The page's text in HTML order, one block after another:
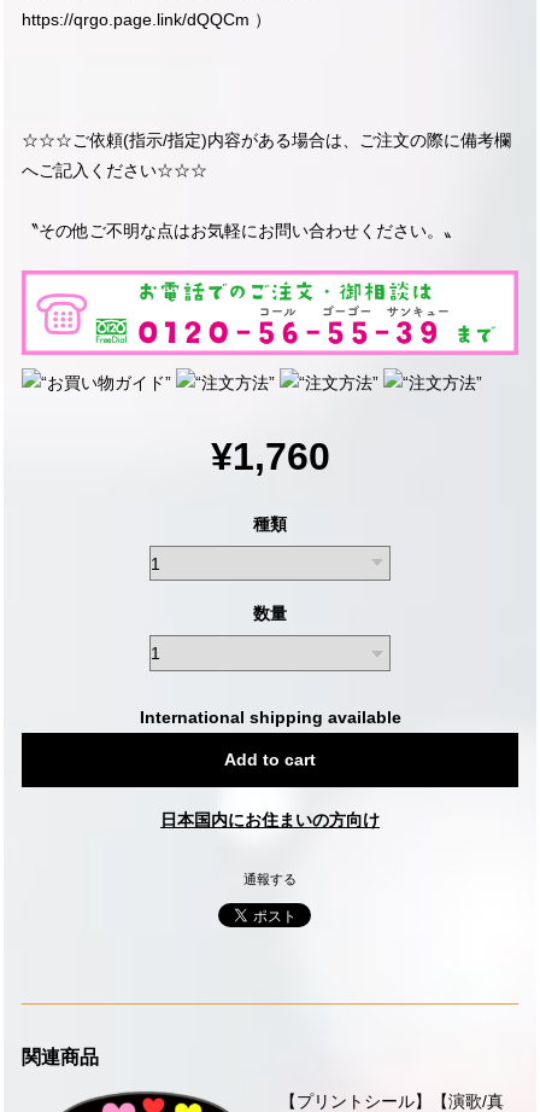
https://qrgo.page.link/dQQCm ）
☆☆☆ご依頼(指示/指定)内容がある場合は、ご注文の際に備考欄
へご記入ください☆☆☆
〝その他ご不明な点はお気軽にお問い合わせください。〟
¥1,760
種類
数量
International shipping available
Add to cart
日本国内にお住まいの方向け
通報する
関連商品
【プリントシール】【演歌/真